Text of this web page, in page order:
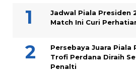
Jadwal Piala Presiden
Match Ini Curi
Persebaya Juara Piala
Trofi Perdana Diraih
Penalti